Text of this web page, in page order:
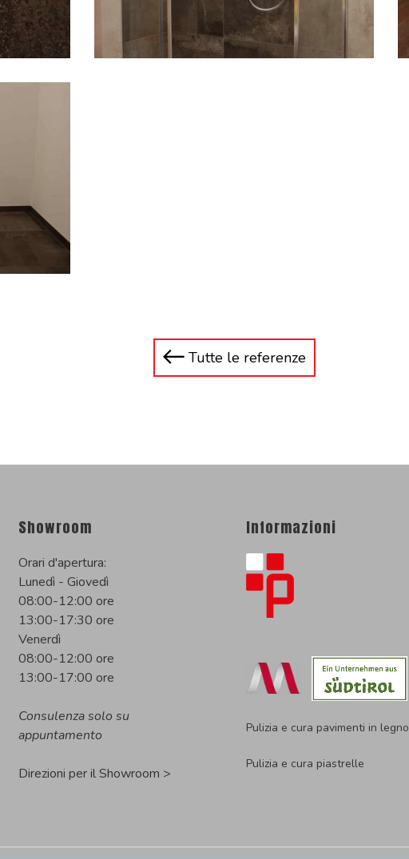
Tutte le referenze
Showroom
Orari d'apertura:
Lunedì - Giovedì
08:00-12:00 ore
13:00-17:30 ore
Venerdì
08:00-12:00 ore
13:00-17:00 ore
Consulenza solo su
appuntamento
Direzioni per il Showroom >
Informazioni
Pulizia e cura pavimenti in legno
Pulizia e cura piastrelle